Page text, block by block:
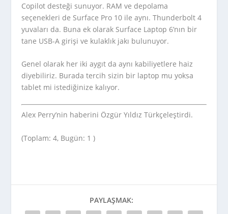
Copilot desteği sunuyor. RAM ve depolama
seçenekleri de Surface Pro 10 ile aynı. Thunderbolt 4
yuvaları da. Buna ek olarak Surface Laptop 6’nın bir
tane USB-A girişi ve kulaklık jakı bulunuyor.
Genel olarak her iki aygıt da aynı kabiliyetlere haiz
diyebiliriz. Burada tercih sizin bir laptop mu yoksa
tablet mi istediğinize kalıyor.
Alex Perry’nin haberini Özgür Yıldız Türkçeleştirdi.
(Toplam: 4, Bugün: 1 )
PAYLAŞMAK: